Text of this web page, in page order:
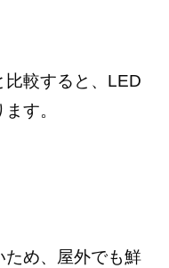
比較すると、LED
す。
め、屋外でも鮮